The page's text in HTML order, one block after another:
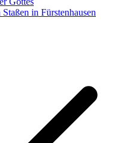
in Fürstenhausen